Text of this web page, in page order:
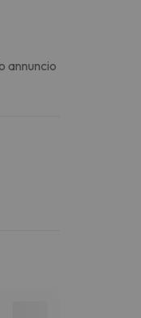
annuncio